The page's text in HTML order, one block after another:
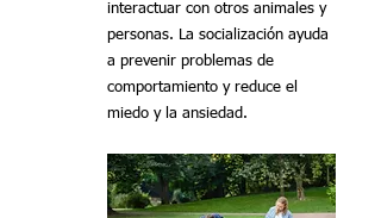
interactuar con otros animales y
personas. La socialización ayuda
a prevenir problemas de
comportamiento y reduce el
miedo y la ansiedad.